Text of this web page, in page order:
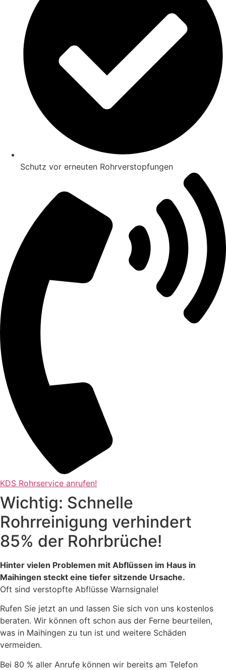
Schutz vor erneuten Rohrverstopfungen
KDS Rohrservice anrufen!
Wichtig: Schnelle
Rohrreinigung verhindert
85% der Rohrbrüche!
Hinter vielen Problemen mit Abflüssen im Haus in
Maihingen steckt eine tiefer sitzende Ursache.
Oft sind verstopfte Abflüsse Warnsignale!
Rufen Sie jetzt an und lassen Sie sich von uns kostenlos
beraten. Wir können oft schon aus der Ferne beurteilen,
was in Maihingen zu tun ist und weitere Schäden
vermeiden.
Bei 80 % aller Anrufe können wir bereits am Telefon